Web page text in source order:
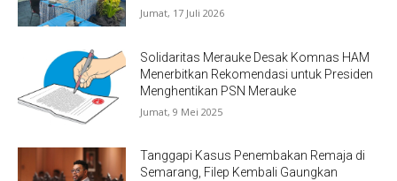
Jumat, 17 Juli 2026
Solidaritas Merauke Desak Komnas HAM
Menerbitkan Rekomendasi untuk Presiden
Menghentikan PSN Merauke
Jumat, 9 Mei 2025
Tanggapi Kasus Penembakan Remaja di
Semarang, Filep Kembali Gaungkan